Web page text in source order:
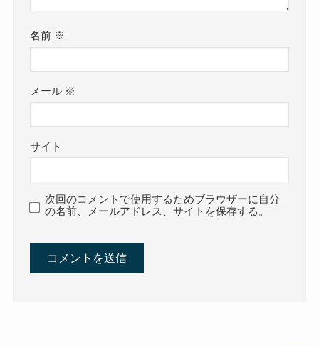
名前 ※
メール ※
サイト
次回のコメントで使用するためブラウザーに自分
の名前、メールアドレス、サイトを保存する。